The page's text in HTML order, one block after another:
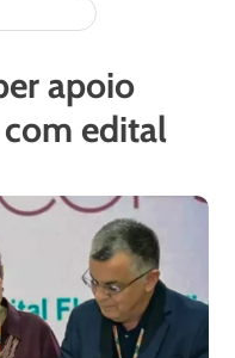
apoio
edital